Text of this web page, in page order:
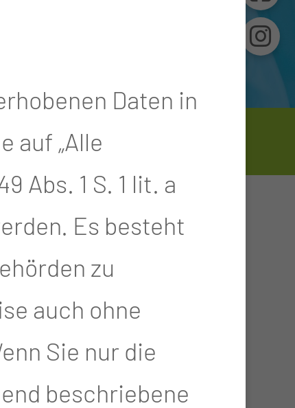
Daten in
auf „Alle
Abs. 1 S. 1 lit. a
Es besteht
zu
auch ohne
Sie nur die
beschriebene